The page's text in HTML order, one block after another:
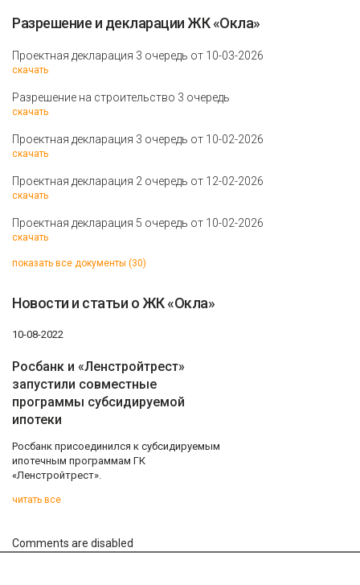
Разрешение и декларации ЖК «Окла»
Проектная декларация 3 очередь от 10-03-2026
скачать
Разрешение на строительство 3 очередь
скачать
Проектная декларация 3 очередь от 10-02-2026
скачать
Проектная декларация 2 очередь от 12-02-2026
скачать
Проектная декларация 5 очередь от 10-02-2026
скачать
показать все документы (30)
Новости и статьи о ЖК «Окла»
10-08-2022
Росбанк и «Ленстройтрест»
запустили совместные
программы субсидируемой
ипотеки
Росбанк присоединился к субсидируемым
ипотечным программам ГК
«Ленстройтрест».
читать все
Comments are disabled